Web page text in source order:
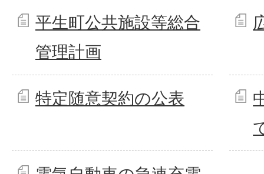
平生町公共施設等総合
管理計画
特定随意契約の公表